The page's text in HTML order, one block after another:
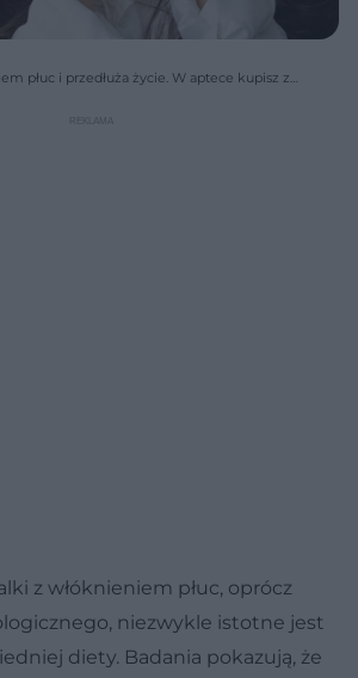
płuc i przedłuża życie. W aptece kupisz za
z włóknieniem płuc, oprócz
niezwykle istotne jest
diety. Badania pokazują, że